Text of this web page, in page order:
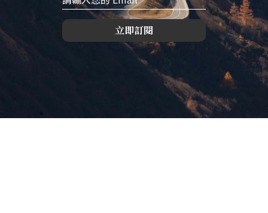
立即訂閱